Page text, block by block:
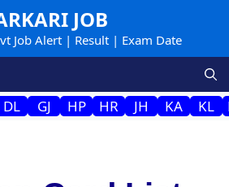
JOB
Job Alert | Result | Exam Date
DL GJ HP HR JH KA KL